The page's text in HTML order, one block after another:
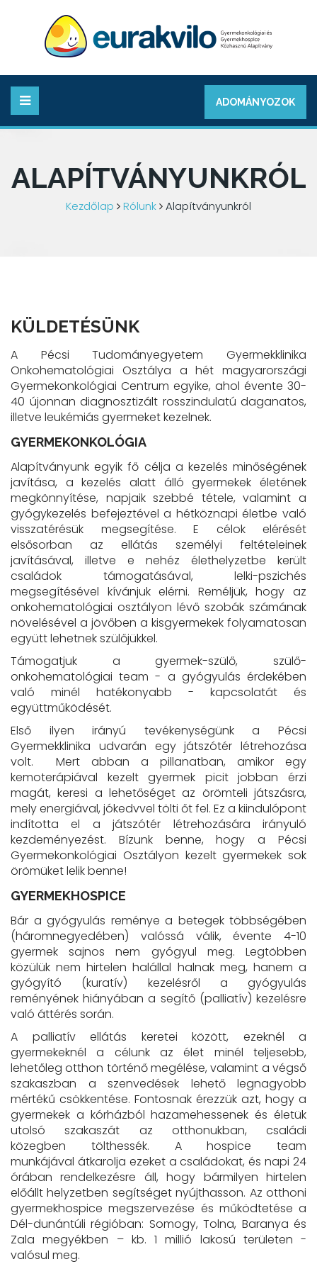
ADOMÁNYOZOK
ALAPÍTVÁNYUNKRÓL
Kezdőlap Rólunk Alapítványunkról
KÜLDETÉSÜNK
A Pécsi Tudományegyetem Gyermekklinika
Onkohematológiai Osztálya a hét magyarországi
Gyermekonkológiai Centrum egyike, ahol évente 30-
40 újonnan diagnosztizált rosszindulatú daganatos,
illetve leukémiás gyermeket kezelnek.
GYERMEKONKOLÓGIA
Alapítványunk egyik fő célja a kezelés minőségének
javítása, a kezelés alatt álló gyermekek életének
megkönnyítése, napjaik szebbé tétele, valamint a
gyógykezelés befejeztével a hétköznapi életbe való
visszatérésük megsegítése. E célok elérését
elsősorban az ellátás személyi feltételeinek
javításával, illetve e nehéz élethelyzetbe került
családok támogatásával, lelki-pszichés
megsegítésével kívánjuk elérni. Reméljük, hogy az
onkohematológiai osztályon lévő szobák számának
növelésével a jövőben a kisgyermekek folyamatosan
együtt lehetnek szülőjükkel.
Támogatjuk a gyermek-szülő, szülő-
onkohematológiai team - a gyógyulás érdekében
való minél hatékonyabb - kapcsolatát és
együttműködését.
Első ilyen irányú tevékenységünk a Pécsi
Gyermekklinika udvarán egy játszótér létrehozása
volt. Mert abban a pillanatban, amikor egy
kemoterápiával kezelt gyermek picit jobban érzi
magát, keresi a lehetőséget az örömteli játszásra,
mely energiával, jókedvvel tölti őt fel. Ez a kiindulópont
indította el a játszótér létrehozására irányuló
kezdeményezést. Bízunk benne, hogy a Pécsi
Gyermekonkológiai Osztályon kezelt gyermekek sok
örömüket lelik benne!
GYERMEKHOSPICE
Bár a gyógyulás reménye a betegek többségében
(háromnegyedében) valóssá válik, évente 4-10
gyermek sajnos nem gyógyul meg. Legtöbben
közülük nem hirtelen halállal halnak meg, hanem a
gyógyító (kuratív) kezelésről a gyógyulás
reményének hiányában a segítő (palliatív) kezelésre
való áttérés során.
A palliatív ellátás keretei között, ezeknél a
gyermekeknél a célunk az élet minél teljesebb,
lehetőleg otthon történő megélése, valamint a végső
szakaszban a szenvedések lehető legnagyobb
mértékű csökkentése. Fontosnak érezzük azt, hogy a
gyermekek a kórházból hazamehessenek és életük
utolsó szakaszát az otthonukban, családi
közegben tölthessék. A hospice team
munkájával átkarolja ezeket a családokat, és napi 24
órában rendelkezésre áll, hogy bármilyen hirtelen
előállt helyzetben segítséget nyújthasson. Az otthoni
gyermekhospice megszervezése és működtetése a
Dél-dunántúli régióban: Somogy, Tolna, Baranya és
Zala megyékben – kb. 1 millió lakosú területen -
valósul meg.